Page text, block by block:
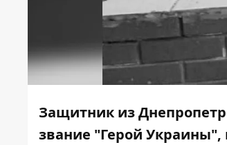
Защитник из
звание "Герой